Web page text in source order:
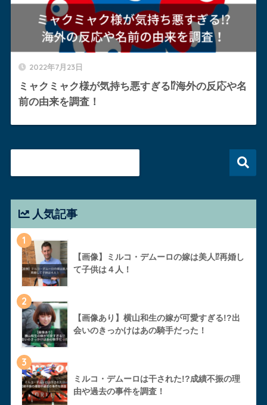
2022年7月23日
ミャクミャク様が気持ち悪すぎる⁉︎海外の反応や名
前の由来を調査！
人気記事
1
【画像】ミルコ・デムーロの嫁は美人⁉︎再婚し
て子供は４人！
2
【画像あり】横山和生の嫁が可愛すぎる!?出
会いのきっかけはあの騎手だった！
3
ミルコ・デムーロは干された!?成績不振の理
由や過去の事件を調査！